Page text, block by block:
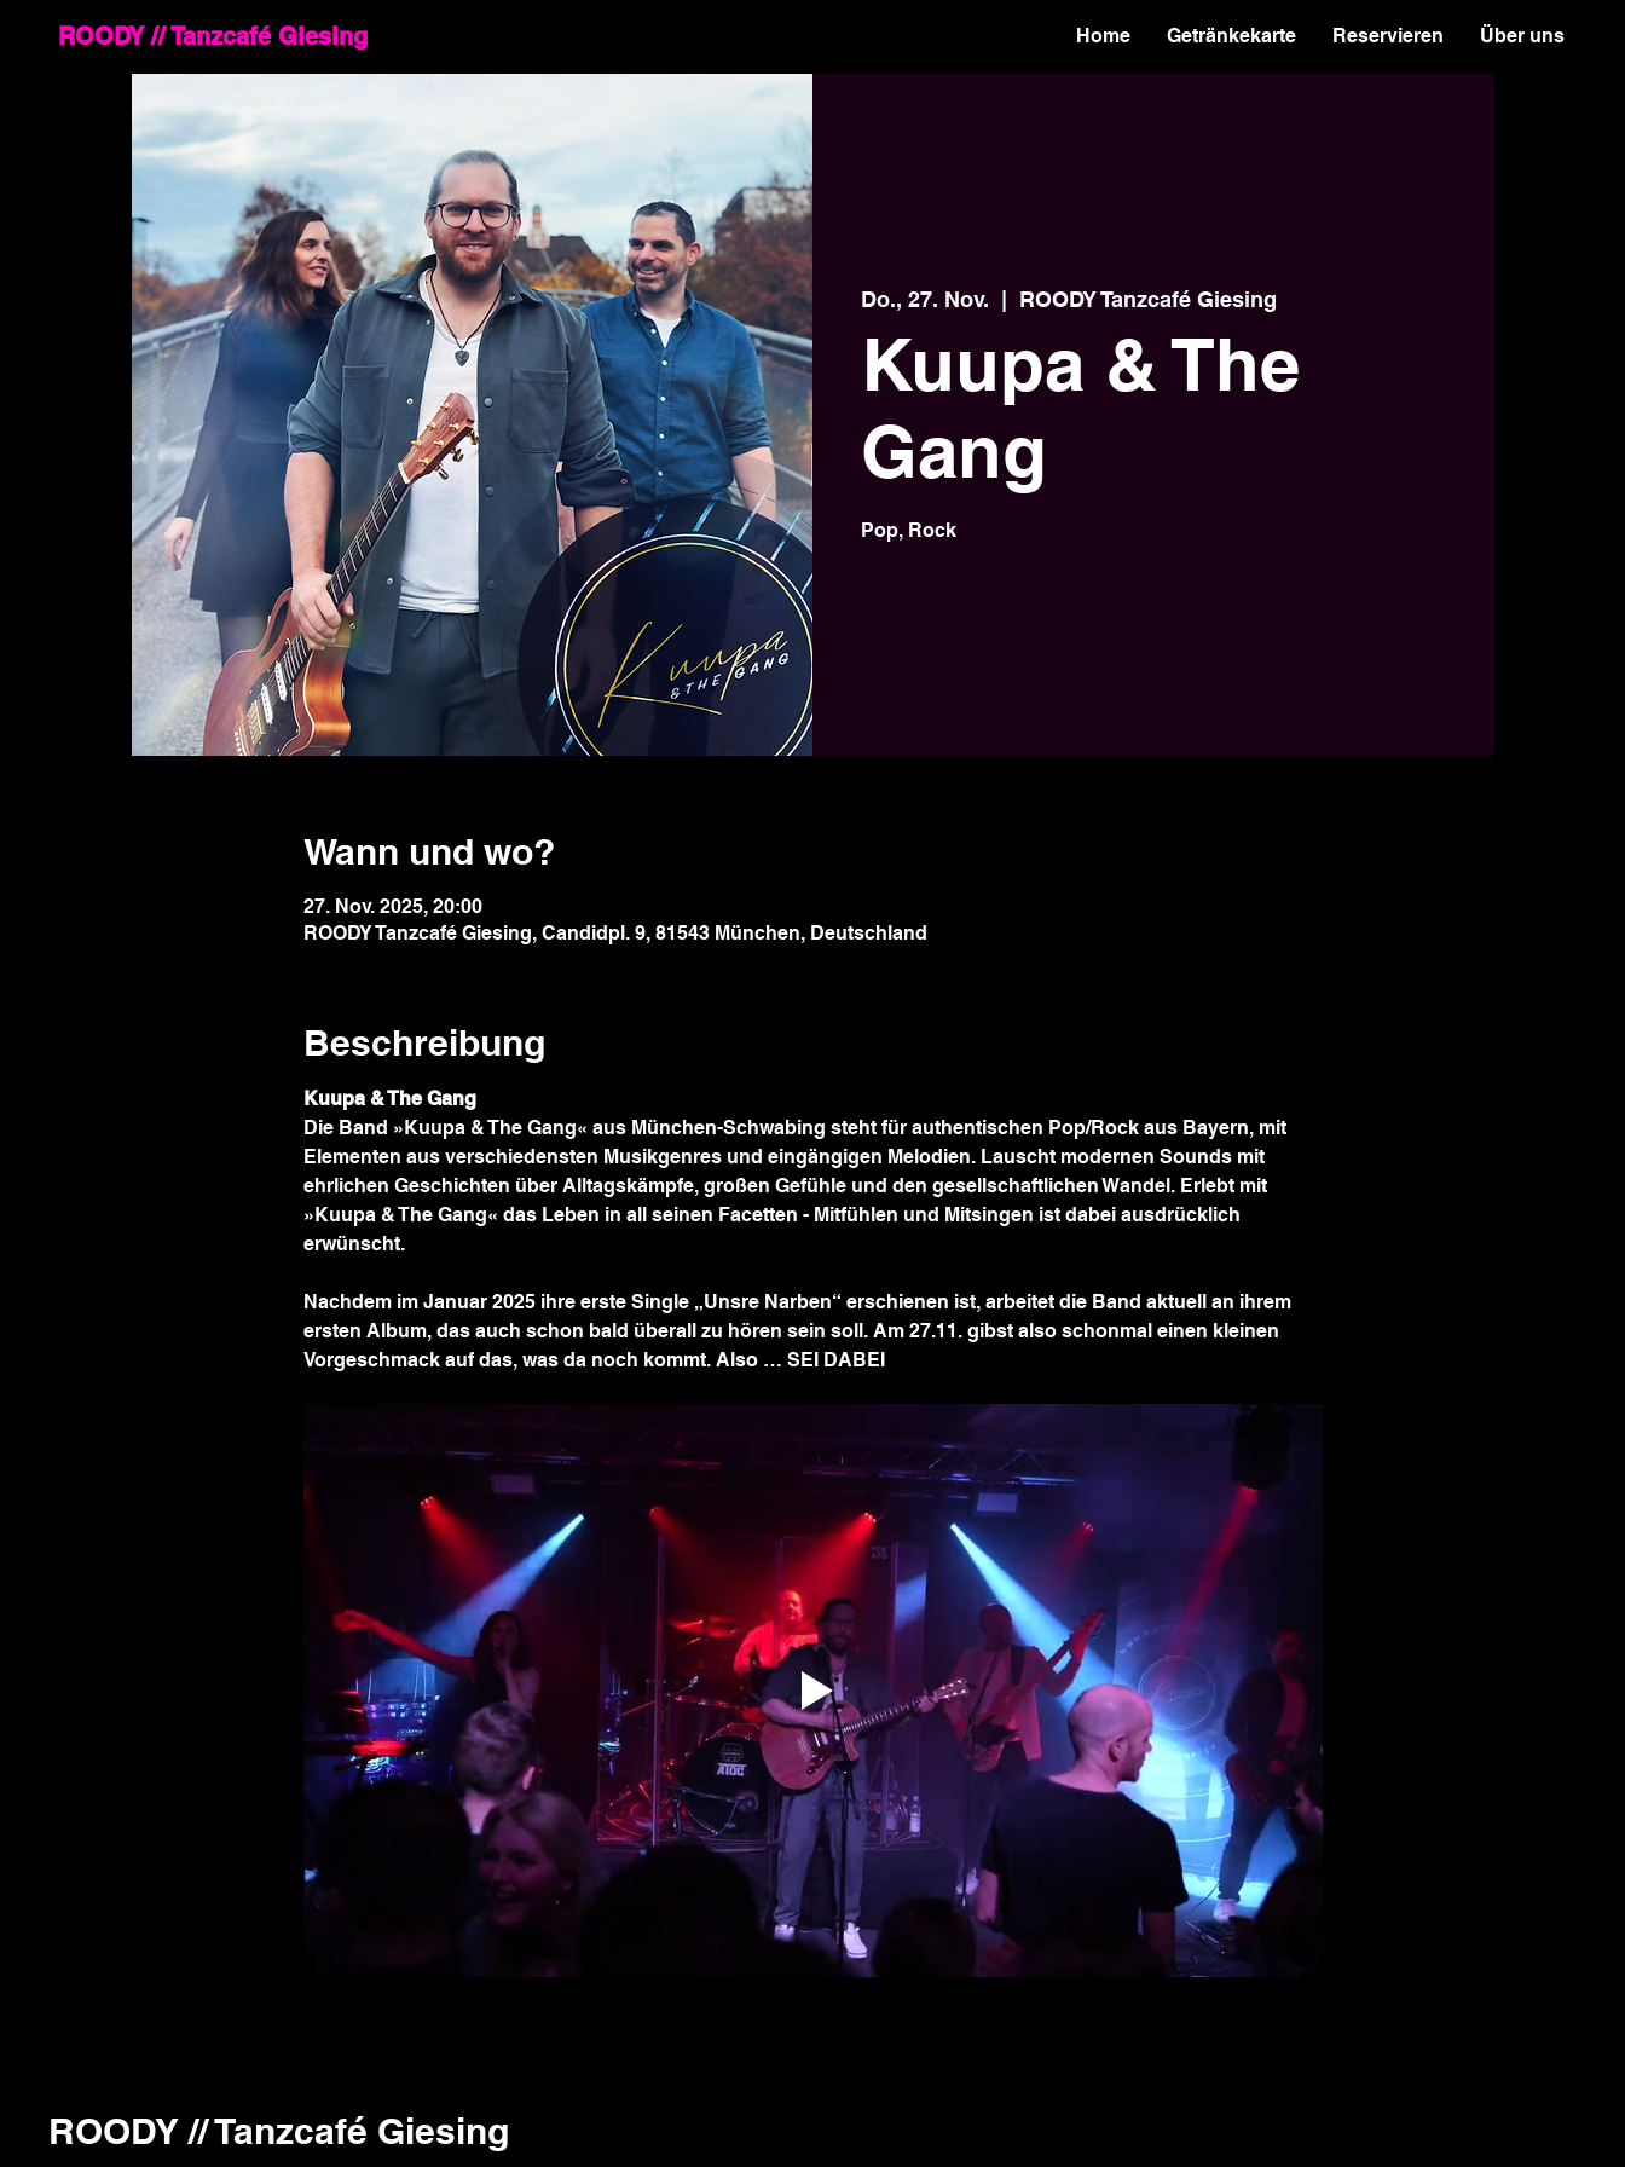
ROODY // Tanzcafé Giesing Home Getränkekarte Reservieren Über uns
Do., 27. Nov.
  |
ROODY Tanzcafé Giesing
Kuupa & The
Gang
Pop, Rock
Wann und wo?
27. Nov. 2025, 20:00
ROODY Tanzcafé Giesing, Candidpl. 9, 81543 München, Deutschland
Beschreibung
Kuupa & The Gang
Die Band »Kuupa & The Gang« aus München-Schwabing steht für authentischen Pop/Rock aus Bayern, mit
Elementen aus verschiedensten Musikgenres und eingängigen Melodien. Lauscht modernen Sounds mit
ehrlichen Geschichten über Alltagskämpfe, großen Gefühle und den gesellschaftlichen Wandel. Erlebt mit
»Kuupa & The Gang« das Leben in all seinen Facetten - Mitfühlen und Mitsingen ist dabei ausdrücklich
erwünscht.
Nachdem im Januar 2025 ihre erste Single „Unsre Narben“ erschienen ist, arbeitet die Band aktuell an ihrem
ersten Album, das auch schon bald überall zu hören sein soll. Am 27.11. gibst also schonmal einen kleinen
Vorgeschmack auf das, was da noch kommt. Also … SEI DABEI
ROODY // Tanzcafé Giesing